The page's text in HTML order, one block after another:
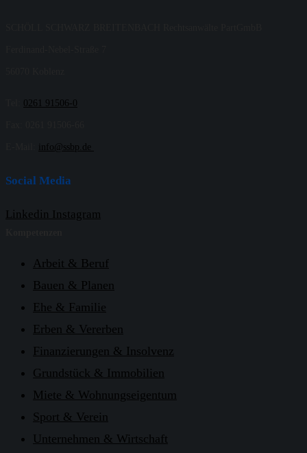
0261 91506-0
info@ssbp.de
Social Media
Linkedin Instagram
Arbeit & Beruf
Bauen & Planen
Ehe & Familie
Erben & Vererben
Finanzierungen & Insolvenz
Grundstück & Immobilien
Miete & Wohnungseigentum
Sport & Verein
Unternehmen & Wirtschaft